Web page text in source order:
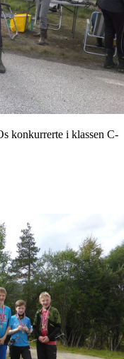
konkurrerte i klassen C-